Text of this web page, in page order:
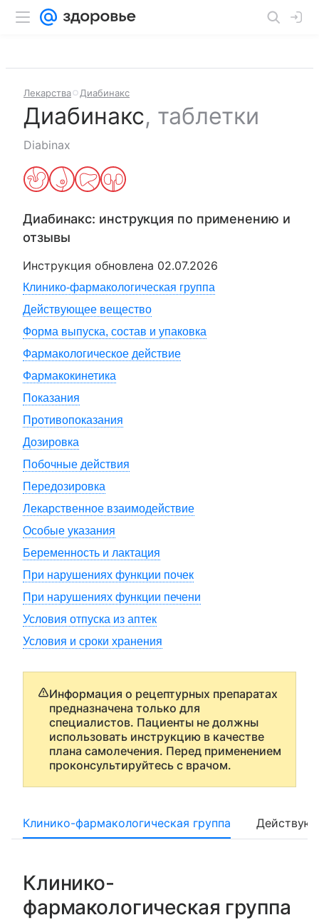
Лекарства Диабинакс
Диабинакс, таблетки
Diabinax
Диабинакс: инструкция по применению и
отзывы
Инструкция обновлена 02.07.2026
Клинико-фармакологическая группа
Действующее вещество
Форма выпуска, состав и упаковка
Фармакологическое действие
Фармакокинетика
Показания
Противопоказания
Дозировка
Побочные действия
Передозировка
Лекарственное взаимодействие
Особые указания
Беременность и лактация
При нарушениях функции почек
При нарушениях функции печени
Условия отпуска из аптек
Условия и сроки хранения
Информация о рецептурных препаратах
предназначена только для
специалистов. Пациенты не должны
использовать инструкцию в качестве
плана самолечения. Перед применением
проконсультируйтесь с врачом.
Клинико-фармакологическая группа
Клинико-
фармакологическая группа